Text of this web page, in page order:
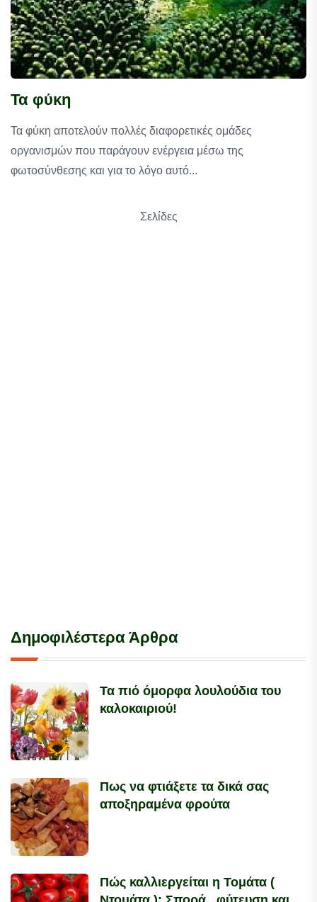
Τα φύκη
Τα φύκη αποτελούν πολλές διαφορετικές ομάδες
οργανισμών που παράγουν ενέργεια μέσω της
φωτοσύνθεσης και για το λόγο αυτό...
Σελίδες
Δημοφιλέστερα Άρθρα
Τα πιό όμορφα λουλούδια του
καλοκαιριού!
Πως να φτιάξετε τα δικά σας
αποξηραμένα φρούτα
Πώς καλλιεργείται η Τομάτα (